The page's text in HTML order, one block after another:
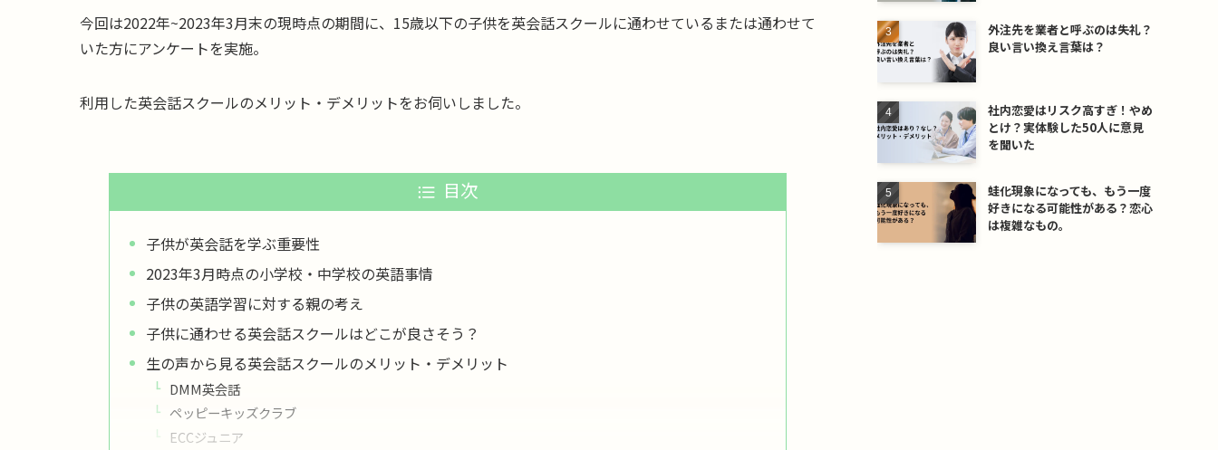
今回は2022年~2023年3月末の現時点の期間に、15歳以下の子供を英会話スクールに通わせているまたは通わせて
いた方にアンケートを実施。
利用した英会話スクールのメリット・デメリットをお伺いしました。
目次
子供が英会話を学ぶ重要性
2023年3月時点の小学校・中学校の英語事情
子供の英語学習に対する親の考え
子供に通わせる英会話スクールはどこが良さそう？
生の声から見る英会話スクールのメリット・デメリット
DMM英会話
ペッピーキッズクラブ
ECCジュニア
外注先を業者と呼ぶのは失礼？
良い言い換え言葉は？
社内恋愛はリスク高すぎ！やめ
とけ？実体験した50人に意見
を聞いた
蛙化現象になっても、もう一度
好きになる可能性がある？恋心
は複雑なもの。